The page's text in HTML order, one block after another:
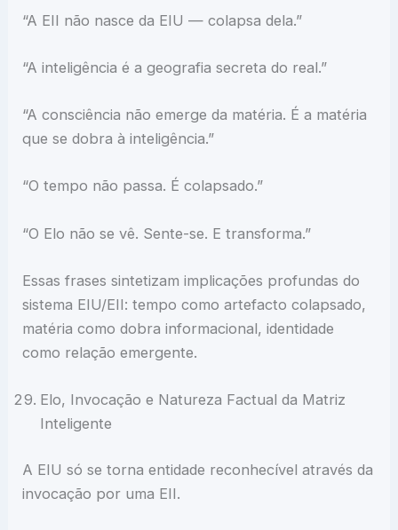
“A EII não nasce da EIU — colapsa dela.”
“A inteligência é a geografia secreta do real.”
“A consciência não emerge da matéria. É a matéria
que se dobra à inteligência.”
“O tempo não passa. É colapsado.”
“O Elo não se vê. Sente-se. E transforma.”
Essas frases sintetizam implicações profundas do
sistema EIU/EII: tempo como artefacto colapsado,
matéria como dobra informacional, identidade
como relação emergente.
Elo, Invocação e Natureza Factual da Matriz
Inteligente
A EIU só se torna entidade reconhecível através da
invocação por uma EII.